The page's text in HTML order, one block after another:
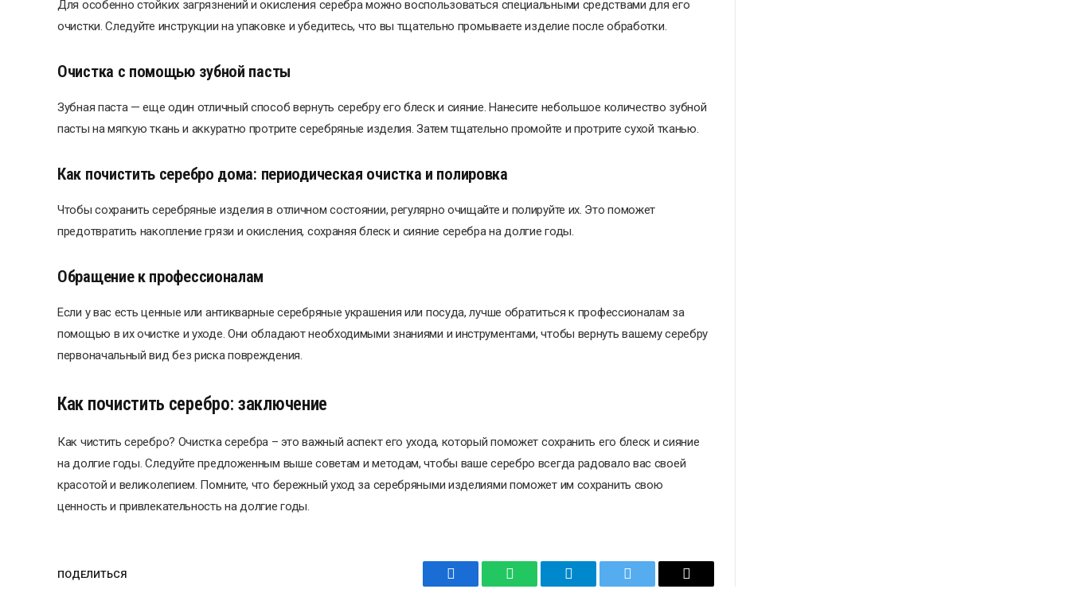
Для особенно стойких загрязнений и окисления серебра можно воспользоваться специальными средствами для его
очистки. Следуйте инструкции на упаковке и убедитесь, что вы тщательно промываете изделие после обработки.
Очистка с помощью зубной пасты
Зубная паста — еще один отличный способ вернуть серебру его блеск и сияние. Нанесите небольшое количество зубной
пасты на мягкую ткань и аккуратно протрите серебряные изделия. Затем тщательно промойте и протрите сухой тканью.
Как почистить серебро дома: периодическая очистка и полировка
Чтобы сохранить серебряные изделия в отличном состоянии, регулярно очищайте и полируйте их. Это поможет
предотвратить накопление грязи и окисления, сохраняя блеск и сияние серебра на долгие годы.
Обращение к профессионалам
Если у вас есть ценные или антикварные серебряные украшения или посуда, лучше обратиться к профессионалам за
помощью в их очистке и уходе. Они обладают необходимыми знаниями и инструментами, чтобы вернуть вашему серебру
первоначальный вид без риска повреждения.
Как почистить серебро: заключение
Как чистить серебро? Очистка серебра – это важный аспект его ухода, который поможет сохранить его блеск и сияние
на долгие годы. Следуйте предложенным выше советам и методам, чтобы ваше серебро всегда радовало вас своей
красотой и великолепием. Помните, что бережный уход за серебряными изделиями поможет им сохранить свою
ценность и привлекательность на долгие годы.
ПОДЕЛИТЬСЯ
Facebook WhatsAppTelegram Twitter Email